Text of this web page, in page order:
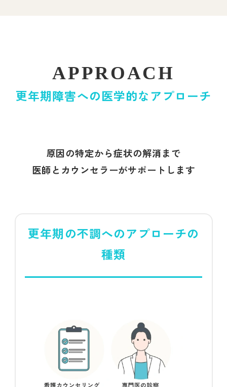
APPROACH
更年期障害への医学的なアプローチ
原因の特定から症状の解消まで
医師とカウンセラーがサポートします
更年期の不調へのアプローチの
種類